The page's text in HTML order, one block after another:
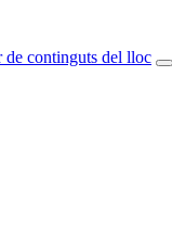
de continguts del lloc